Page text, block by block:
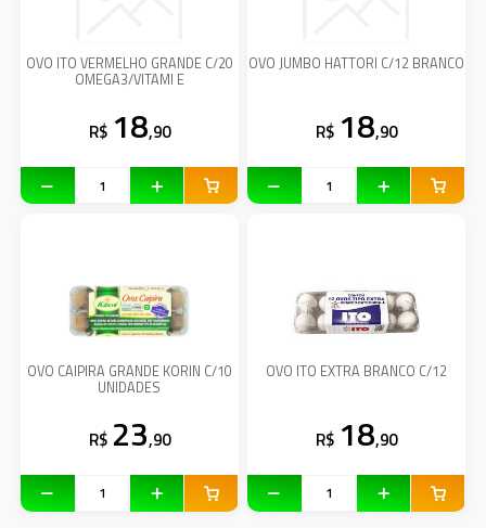
OVO ITO VERMELHO GRANDE C/20
OMEGA3/VITAMI E
R$ 18,90
OVO JUMBO HATTORI C/12 BRANCO
R$ 18,90
OVO CAIPIRA GRANDE KORIN C/10
UNIDADES
R$ 23,90
OVO ITO EXTRA BRANCO C/12
R$ 18,90